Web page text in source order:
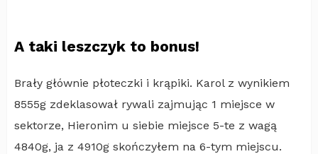
A taki leszczyk to bonus!
Brały głównie płoteczki i krąpiki. Karol z wynikiem
8555g zdeklasował rywali zajmując 1 miejsce w
sektorze, Hieronim u siebie miejsce 5-te z wagą
4840g, ja z 4910g skończyłem na 6-tym miejscu.